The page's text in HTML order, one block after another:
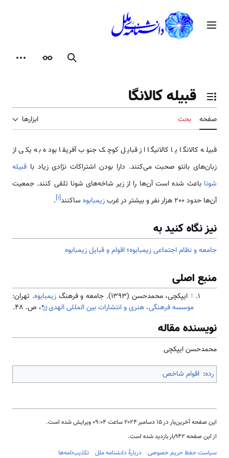
محتوامنوی اصلی
جستجوظاهر
تغییر وضعیت فهرست محتویات
قبیله کالانگا
صفحه بحث ابزارها
قبیله کالانگا یا کالانیگا از قبایل کوچک جنوب آفریقا بوده به یکی از
زبان‌های بانتو صحبت می‌کنند. دارا بودن اشتراکات نژادی زیاد با قبیله
شونا باعث شده است آن‌ها را از زیر شاخه‌های شونا تلقی کنند. جمعیت
آن‌ها حدود 200 هزار نفر و بیشتر در غرب
زیمبابوه ساکنند[۱]
.
نیز نگاه کنید به
جامعه و نظام اجتماعی زیمبابوه؛ اقوام و قبایل زیمبابوه
منبع اصلی
↑ ایپکچی، محمدحسن (1393). جامعه و فرهنگ زیمبابوه. تهران:
موسسه فرهنگی، هنری و انتشارات بین المللی الهدی
، ص. 48.
نویسنده مقاله
محمدحسن ایپکچی
رده: اقوام شاخص
این صفحه آخرین‌بار در ‏۱۵ دسامبر ۲۰۲۴ ساعت ‏۰۹:۰۴ ویرایش شده است.
از این صفحه ۹۴۲بار بازدید شده است.
سیاست حفظ حریم خصوصی
دربارهٔ دانشنامه ملل تکذیب‌نامه‌ها